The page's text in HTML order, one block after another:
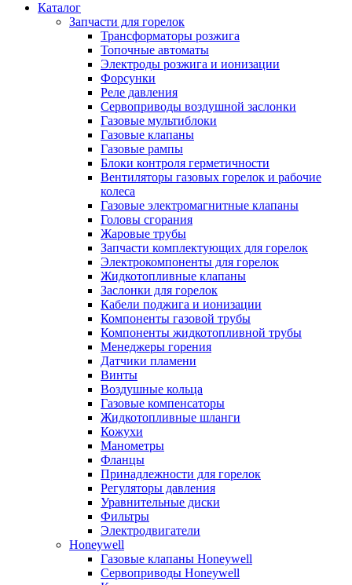
Каталог
Запчасти для горелок
Трансформаторы розжига
Топочные автоматы
Электроды розжига и ионизации
Форсунки
Реле давления
Сервоприводы воздушной заслонки
Газовые мультиблоки
Газовые клапаны
Газовые рампы
Блоки контроля герметичности
Вентиляторы газовых горелок и рабочие
колеса
Газовые электромагнитные клапаны
Головы сгорания
Жаровые трубы
Запчасти комплектующих для горелок
Электрокомпоненты для горелок
Жидкотопливные клапаны
Заслонки для горелок
Кабели поджига и ионизации
Компоненты газовой трубы
Компоненты жидкотопливной трубы
Менеджеры горения
Датчики пламени
Винты
Воздушные кольца
Газовые компенсаторы
Жидкотопливные шланги
Кожухи
Манометры
Фланцы
Принадлежности для горелок
Регуляторы давления
Уравнительные диски
Фильтры
Электродвигатели
Honeywell
Газовые клапаны Honeywell
Сервоприводы Honeywell